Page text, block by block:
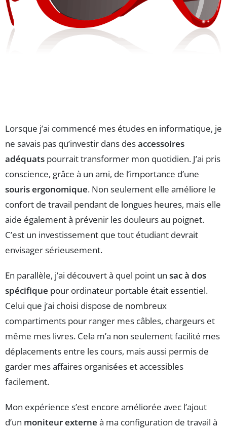
Lorsque j’ai commencé mes études en informatique, je
ne savais pas qu’investir dans desaccessoires
adéquats pourrait transformer mon quotidien. J’ai pris
conscience, grâce à un ami, de l’importance d’une
souris ergonomique. Non seulement elle améliore le
confort de travail pendant de longues heures, mais elle
aide également à prévenir les douleurs au poignet.
C’est un investissement que tout étudiant devrait
envisager sérieusement.
En parallèle, j’ai découvert à quel point un sac à dos
spécifique pour ordinateur portable était essentiel.
Celui que j’ai choisi dispose de nombreux
compartiments pour ranger mes câbles, chargeurs et
même mes livres. Cela m’a non seulement facilité mes
déplacements entre les cours, mais aussi permis de
garder mes affaires organisées et accessibles
facilement.
Mon expérience s’est encore améliorée avec l’ajout
d’un moniteur externe à ma configuration de travail à